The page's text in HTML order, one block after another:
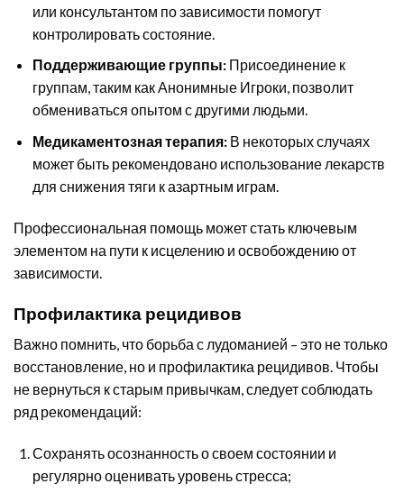
или консультантом по зависимости помогут
контролировать состояние.
Поддерживающие группы:Присоединение к
группам, таким как Анонимные Игроки, позволит
обмениваться опытом с другими людьми.
Медикаментозная терапия:В некоторых случаях
может быть рекомендовано использование лекарств
для снижения тяги к азартным играм.
Профессиональная помощь может стать ключевым
элементом на пути к исцелению и освобождению от
зависимости.
Профилактика рецидивов
Важно помнить, что борьба с лудоманией – это не только
восстановление, но и профилактика рецидивов. Чтобы
не вернуться к старым привычкам, следует соблюдать
ряд рекомендаций:
Сохранять осознанность о своем состоянии и
регулярно оценивать уровень стресса;